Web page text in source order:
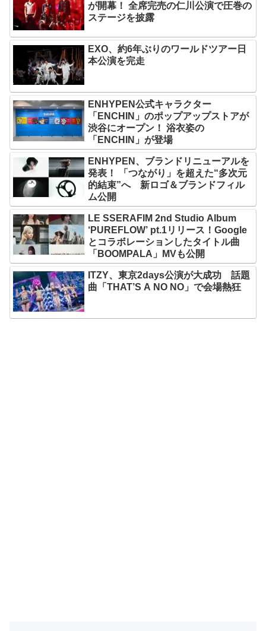
が開幕！ 全席完売の仁川公演で圧巻の
ステージを披露
EXO、約6年ぶりのワールドツアー日
本公演を完走
ENHYPEN公式キャラクター
「ENCHIN」のポップアップストアが
渋谷にオープン！ 浴衣姿の
「ENCHIN」が登場
ENHYPEN、ブランドリニューアルを
発表！ 「つながり」を超えた“多次元
的結束”へ 新ロゴ＆ブランドフィル
ム公開
LE SSERAFIM 2nd Studio Album
‘PUREFLOW’ pt.1リリース！Google
とコラボレーションしたタイトル曲
「BOOMPALA」MVも公開
ITZY、東京2days公演が大成功 話題
曲「THAT’S A NO NO」で会場熱狂